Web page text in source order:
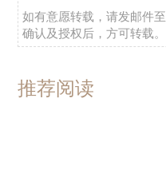
如有意愿转载，请发邮件至
确认及授权后，方可转载。
推荐阅读